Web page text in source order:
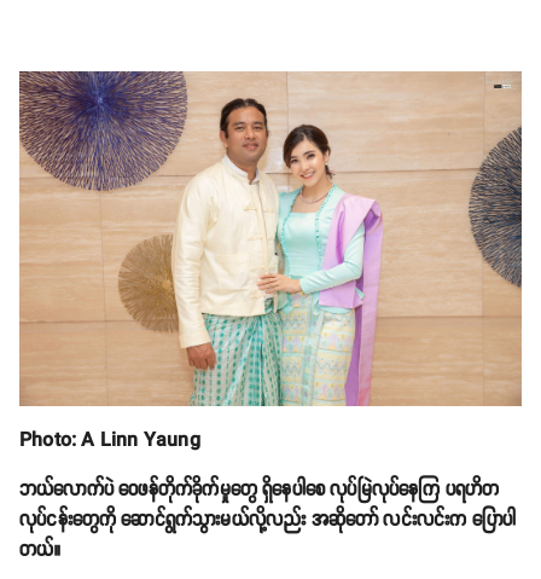
Photo: A Linn Yaung
ဘယ်လောက်ပဲ ဝေဖန်တိုက်ခိုက်မှုတွေ ရှိနေပါစေ လုပ်မြဲလုပ်နေကြ ပရဟိတ
လုပ်ငန်းတွေကို ဆောင်ရွက်သွားမယ်လို့လည်း အဆိုတော် လင်းလင်းက ပြောပါ
တယ်။